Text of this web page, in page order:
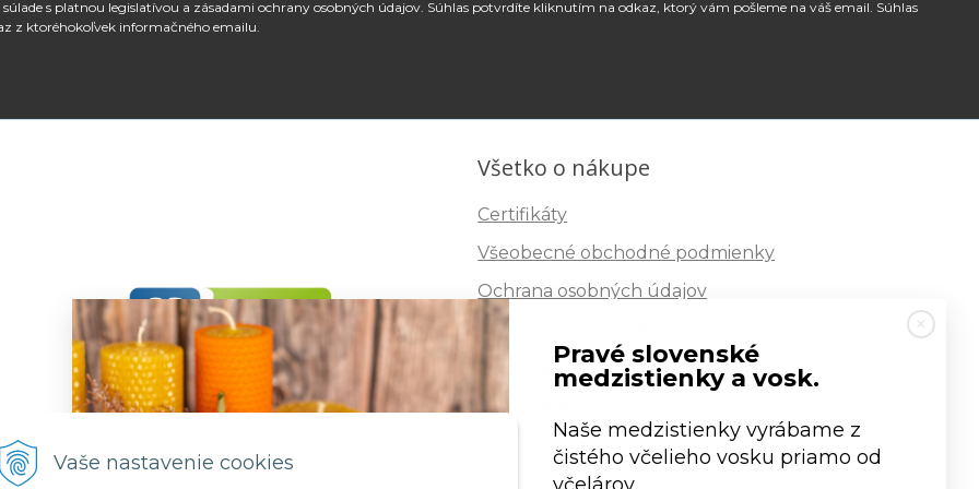
Vaše nastavenie cookies
s platnou legislatívou a zásadami ochrany osobných údajov. Súhlas potvrdíte kliknutím na odkaz, ktorý vám pošleme na váš email. Súhlas
z ktoréhokoľvek informačného emailu.
Všetko o nákupe
Certifikáty
Všeobecné obchodné podmienky
Ochrana osobných údajov
Informácie o cookies
Reklamačný poriadok
Formuláre
Pravé slovenské
medzistienky a vosk.
Naše medzistienky vyrábame z
čistého včelieho vosku priamo od